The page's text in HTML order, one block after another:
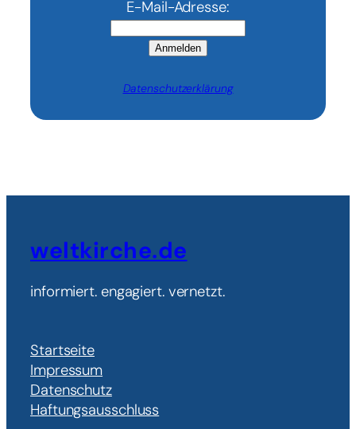
E-Mail-Adresse:
Anmelden
Datenschutzerklärung
weltkirche.de
informiert. engagiert. vernetzt.
Startseite
Impressum
Datenschutz
Haftungsausschluss